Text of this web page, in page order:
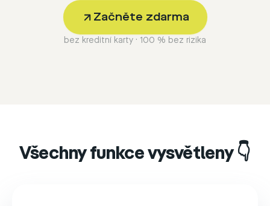
Začněte zdarma
bez kreditní karty · 100 % bez rizika
Všechny funkce vysvětleny 👇